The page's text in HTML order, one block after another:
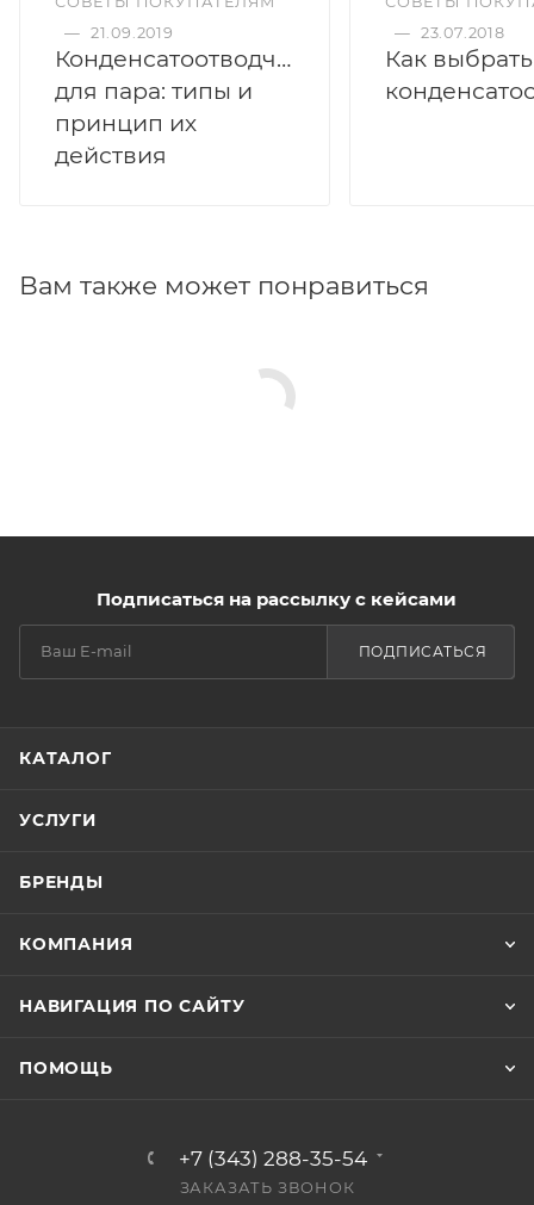
— 21.09.2019
Конденсатоотводчики
для пара: типы и
принцип их
действия
— 23.07.2018
Как выбрать
Вам также может понравиться
Подписаться на рассылку с кейсами
ПОДПИСАТЬСЯ
КАТАЛОГ
УСЛУГИ
БРЕНДЫ
КОМПАНИЯ
НАВИГАЦИЯ ПО САЙТУ
ПОМОЩЬ
+7 (343) 288-35-54
ЗАКАЗАТЬ ЗВОНОК